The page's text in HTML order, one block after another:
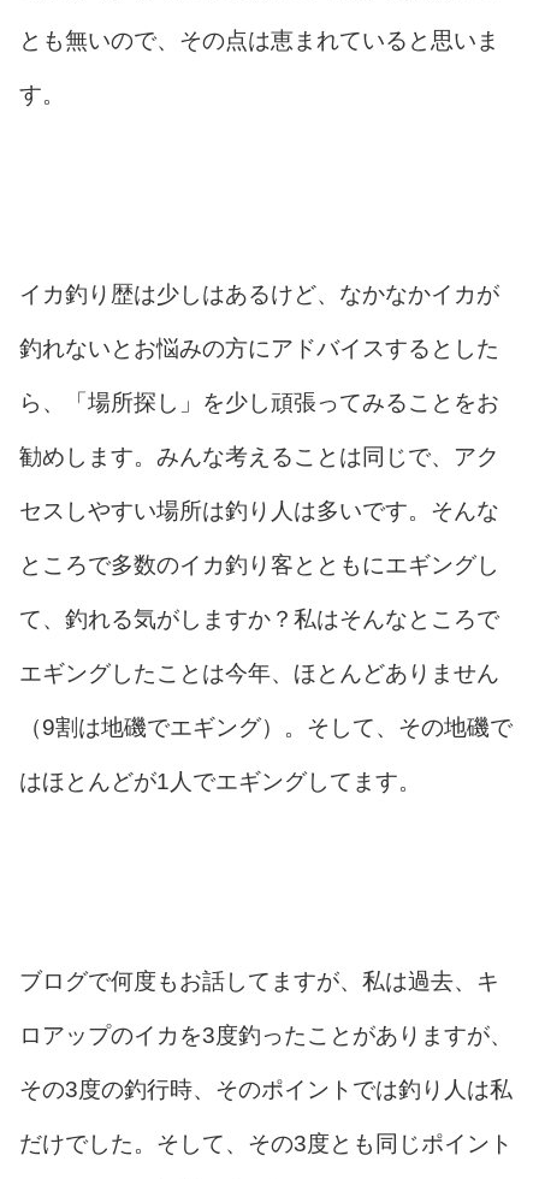
とも無いので、その点は恵まれていると思いま
す。
イカ釣り歴は少しはあるけど、なかなかイカが
釣れないとお悩みの方にアドバイスするとした
ら、「場所探し」を少し頑張ってみることをお
勧めします。みんな考えることは同じで、アク
セスしやすい場所は釣り人は多いです。そんな
ところで多数のイカ釣り客とともにエギングし
て、釣れる気がしますか？私はそんなところで
エギングしたことは今年、ほとんどありません
（9割は地磯でエギング）。そして、その地磯で
はほとんどが1人でエギングしてます。
ブログで何度もお話してますが、私は過去、キ
ロアップのイカを3度釣ったことがありますが、
その3度の釣行時、そのポイントでは釣り人は私
だけでした。そして、その3度とも同じポイント